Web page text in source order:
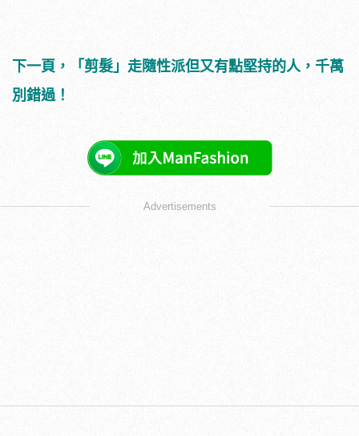
下一頁，「剪髮」走隨性派但又有點堅持的人，千萬
別錯過！
Advertisements